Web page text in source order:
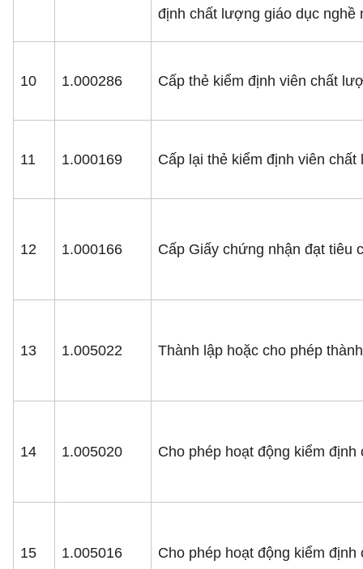
định chất lượng giáo dục nghề
10 1.000286 Cấp thẻ kiểm định viên chất
11 1.000169 Cấp lại thẻ kiểm định viên
12 1.000166 Cấp Giấy chứng nhận đạt tiêu
13 1.005022 Thành lập hoặc cho phép
14 1.005020 Cho phép hoạt động kiểm
15 1.005016 Cho phép hoạt động kiểm